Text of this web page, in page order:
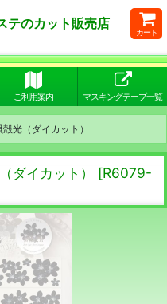
のカット販売店
カート
ご利用案内 マスキングテープ一覧
光（ダイカット）
ダイカット） [R6079-